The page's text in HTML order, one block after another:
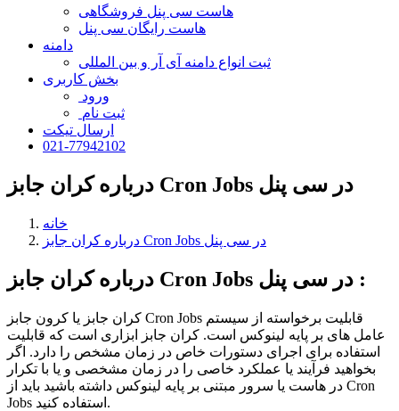
هاست سی پنل فروشگاهی
هاست رایگان سی پنل
دامنه
ثبت انواع دامنه آی آر و بین المللی
بخش کاربری
ورود
ثبت نام
ارسال تیکت
021-77942102
درباره کران جابز Cron Jobs در سی پنل
خانه
درباره کران جابز Cron Jobs در سی پنل
درباره کران جابز Cron Jobs در سی پنل :
کران جابز یا کرون جابز Cron Jobs قابلیت برخواسته از سیستم
عامل های بر پایه لینوکس است. کران جابز ابزاری است که قابلیت
استفاده برای اجرای دستورات خاص در زمان مشخص را دارد. اگر
بخواهید فرآیند یا عملکرد خاصی را در زمان مشخصی و یا با تکرار
در هاست یا سرور مبتنی بر پایه لینوکس داشته باشید باید از Cron
Jobs استفاده کنید.